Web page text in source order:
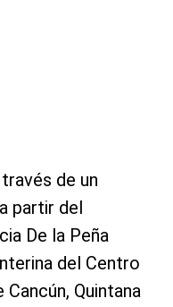
de un
partir del
De la Peña
del Centro
Quintana